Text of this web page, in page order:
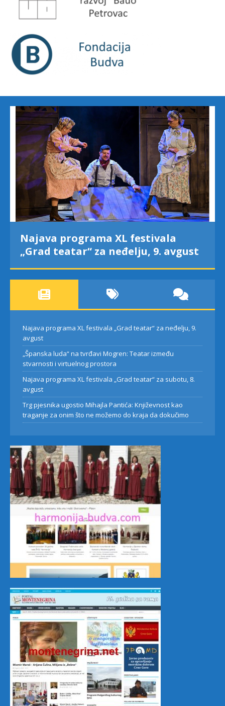
Najava programa XL festivala
„Grad teatar“ za neđelju, 9. avgust
Najava programa XL festivala „Grad teatar“ za neđelju, 9.
avgust
„Španska luda“ na tvrđavi Mogren: Teatar između
stvarnosti i virtuelnog prostora
Najava programa XL festivala „Grad teatar“ za subotu, 8.
avgust
Trg pjesnika ugostio Mihajla Pantića: Književnost kao
traganje za onim što ne možemo do kraja da dokučimo